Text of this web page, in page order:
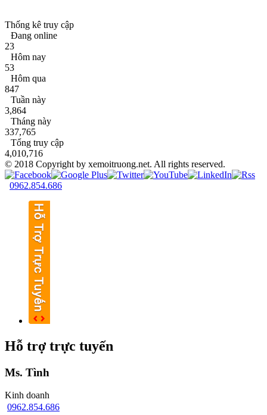
Thống kê truy cập
Đang online
23
Hôm nay
53
Hôm qua
847
Tuần này
3,864
Tháng này
337,765
Tổng truy cập
4,010,716
© 2018 Copyright by xemoitruong.net. All rights reserved.
0962.854.686
Hỗ trợ trực tuyến
Ms. Tình
Kinh doanh
0962.854.686